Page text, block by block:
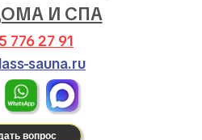
И СПА
776 27 91
sauna.ru
вопрос